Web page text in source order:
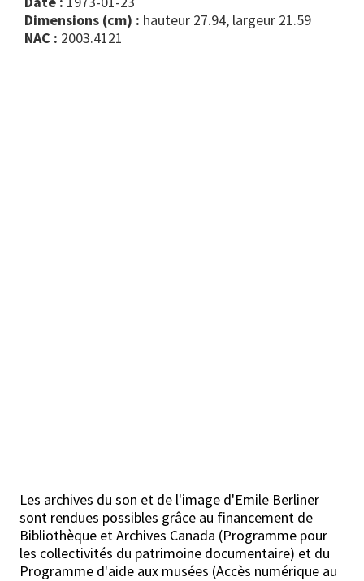
Dimensions (cm) : hauteur 27.94, largeur 21.59
NAC : 2003.4121
Les archives du son et de l'image d'Emile Berliner
sont rendues possibles grâce au financement de
Bibliothèque et Archives Canada (Programme pour
les collectivités du patrimoine documentaire) et du
Programme d'aide aux musées (Accès numérique au